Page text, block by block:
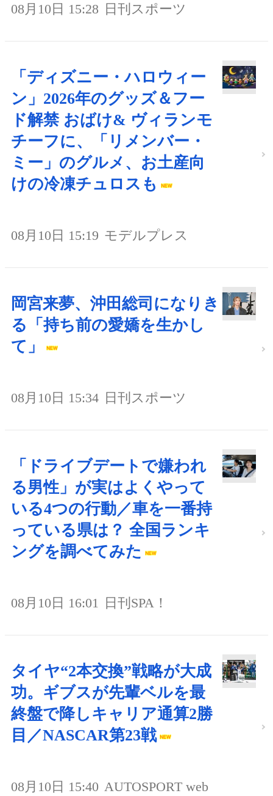
08月10日 15:28 日刊スポーツ
「ディズニー・ハロウィー
ン」2026年のグッズ＆フー
ド解禁 おばけ& ヴィランモ
チーフに、「リメンバー・
ミー」のグルメ、お土産向
けの冷凍チュロスも
08月10日 15:19 モデルプレス
岡宮来夢、沖田総司になりき
る「持ち前の愛嬌を生かし
て」
08月10日 15:34 日刊スポーツ
「ドライブデートで嫌われ
る男性」が実はよくやって
いる4つの行動／車を一番持
っている県は？ 全国ランキ
ングを調べてみた
08月10日 16:01 日刊SPA！
タイヤ“2本交換”戦略が大成
功。ギブスが先輩ベルを最
終盤で降しキャリア通算2勝
目／NASCAR第23戦
08月10日 15:40 AUTOSPORT web